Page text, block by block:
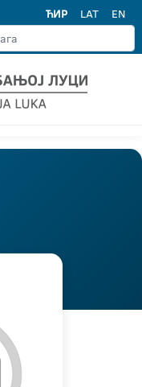
ЋИР LAT EN